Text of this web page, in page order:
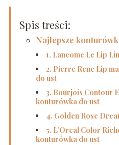
Spis treści:
Najlepsze
1. Lancome Le Lip
2. Pierre Rene Lip
do ust
3. Bourjois Contour
konturówka do ust
4. Golden Rose
5. L’Oreal Color
konturówka do ust